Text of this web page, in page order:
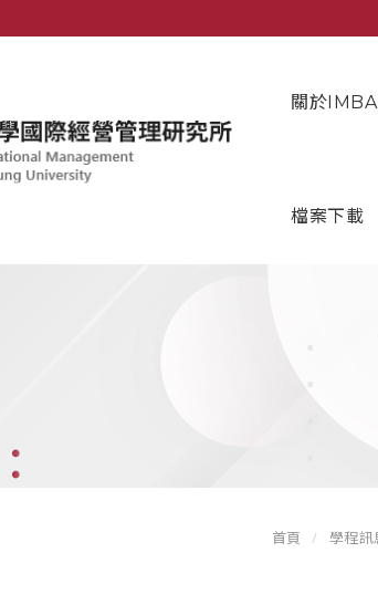
關於IMBA
檔案下載
首頁 學程訊